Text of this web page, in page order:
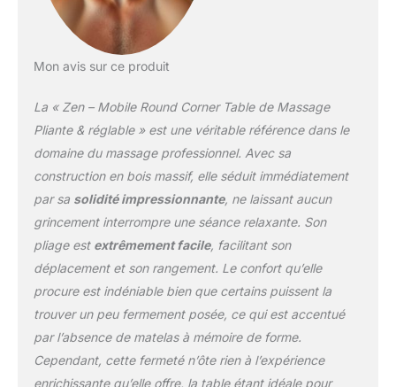
meilleure prise en main.
ergonomique en
aluminium, un sac de
transport pratique et une
sous la têtière pour
poser confortablement
les bras en position
ventrale. RÉGLABLE EN
HAUTEUR : Grâce au
réglage en hauteur, il est
possible de choisir une
hauteur de support de
64 cm à 85 cm. En outre,
dispose d'une têtière
Mon avis sur ce produit
La « Zen – Mobile Round Corner Table de Massage
Pliante & réglable » est une véritable référence dans le
domaine du massage professionnel. Avec sa
construction en bois massif, elle séduit immédiatement
par sa solidité impressionnante, ne laissant aucun
grincement interrompre une séance relaxante. Son
pliage est extrêmement facile, facilitant son
déplacement et son rangement. Le confort qu’elle
procure est indéniable bien que certains puissent la
trouver un peu fermement posée, ce qui est accentué
par l’absence de matelas à mémoire de forme.
Cependant, cette fermeté n’ôte rien à l’expérience
enrichissante qu’elle offre, la table étant idéale pour